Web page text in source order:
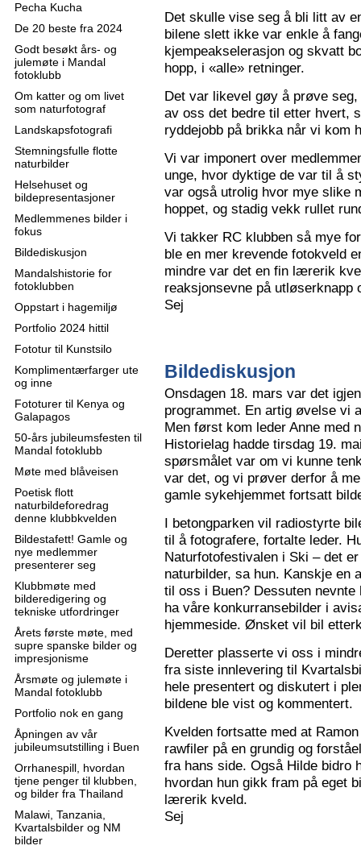
Pecha Kucha
De 20 beste fra 2024
Godt besøkt års- og
julemøte i Mandal
fotoklubb
Om katter og om livet
som naturfotograf
Landskapsfotografi
Stemningsfulle flotte
naturbilder
Helsehuset og
bildepresentasjoner
Medlemmenes bilder i
fokus
Bildediskusjon
Mandalshistorie for
fotoklubben
Oppstart i hagemiljø
Portfolio 2024 hittil
Fototur til Kunstsilo
Komplimentærfarger ute
og inne
Fototurer til Kenya og
Galapagos
50-års jubileumsfesten til
Mandal fotoklubb
Møte med blåveisen
Poetisk flott
naturbildeforedrag
denne klubbkvelden
Bildestafett! Gamle og
nye medlemmer
presenterer seg
Klubbmøte med
bilderedigering og
tekniske utfordringer
Årets første møte, med
supre spanske bilder og
impresjonisme
Årsmøte og julemøte i
Mandal fotoklubb
Portfolio nok en gang
Åpningen av vår
jubileumsutstilling i Buen
Orrhanespill, hvordan
tjene penger til klubben,
og bilder fra Thailand
Malawi, Tanzania,
Kvartalsbilder og NM
bilder
Det skulle vise seg å bli litt av
bilene slett ikke var enkle å
kjempeakselerasjon og skvatt
hopp, i «alle» retninger.
Det var likevel gøy å prøve
av oss det bedre til etter hvert,
ryddejobb på brikka når vi kom
Vi var imponert over
unge, hvor dyktige de var til å
var også utrolig hvor mye slike
hoppet, og stadig vekk rullet
Vi takker RC klubben så mye
ble en mer krevende fotokveld
mindre var det en fin lærerik
reaksjonsevne på utløserknapp
Sej
Bildediskusjon
Onsdagen 18. mars var det
programmet. En artig øvelse vi
Men først kom leder Anne med
Historielag hadde tirsdag 19.
spørsmålet var om vi kunne
var det, og vi prøver derfor å
gamle sykehjemmet fortsatt
I betongparken vil radiostyrte
til å fotografere, fortalte leder.
Naturfotofestivalen i Ski – det
naturbilder, sa hun. Kanskje en
til oss i Buen? Dessuten
ha våre konkurransebilder i
hjemmeside. Ønsket vil bil
Deretter plasserte vi oss i
fra siste innlevering til
hele presentert og diskutert i
bildene ble vist og kommentert.
Kvelden fortsatte med at
rawfiler på en grundig og
fra hans side. Også Hilde bidro
hvordan hun gikk fram på eget
lærerik kveld.
Sej